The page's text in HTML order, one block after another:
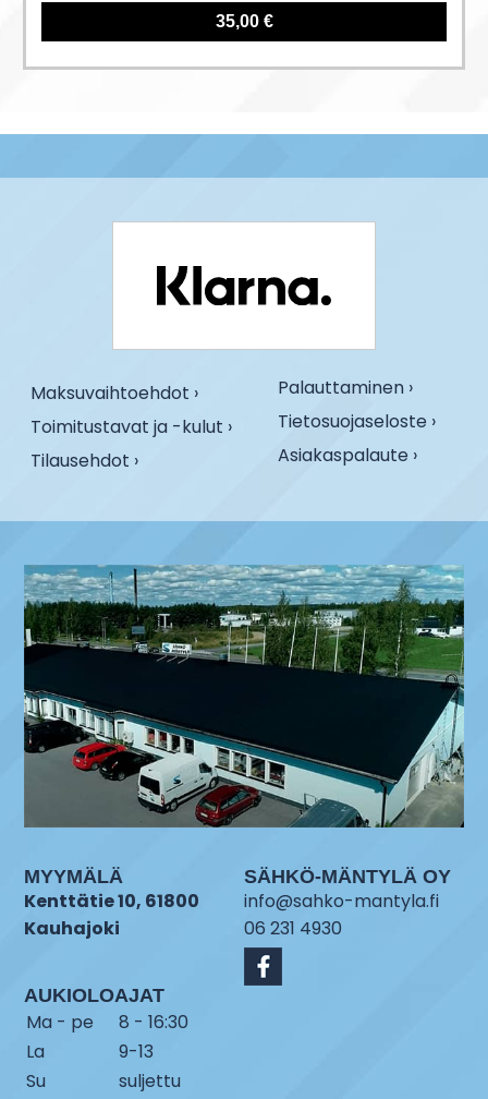
35,00 €
Maksuvaihtoehdot ›
Toimitustavat ja -kulut ›
Tilausehdot ›
Palauttaminen ›
Tietosuojaseloste ›
Asiakaspalaute ›
MYYMÄLÄ
Kenttätie 10, 61800
Kauhajoki
AUKIOLOAJAT
Ma - pe
8 - 16:30
La
9-13
Su
suljettu
SÄHKÖ-MÄNTYLÄ OY
info@sahko-mantyla.fi
06 231 4930